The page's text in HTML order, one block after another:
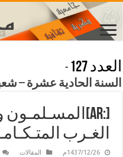
العدد 127
-
السنة الحادية عشرة – شعبان 1418 – كانون
الغـرب
1437/12/26م المقالات